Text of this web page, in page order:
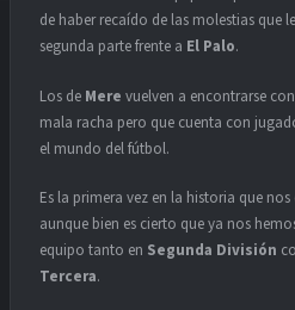
de haber recaído de las molestias que
segunda parte frente a El Palo.
Los de Mere vuelven a encontrarse
mala racha pero que cuenta con
el mundo del fútbol.
Es la primera vez en la historia que
aunque bien es cierto que ya nos
equipo tanto en Segunda División
Tercera.